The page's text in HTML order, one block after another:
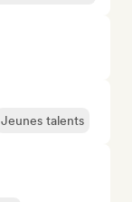
Jeunes talents